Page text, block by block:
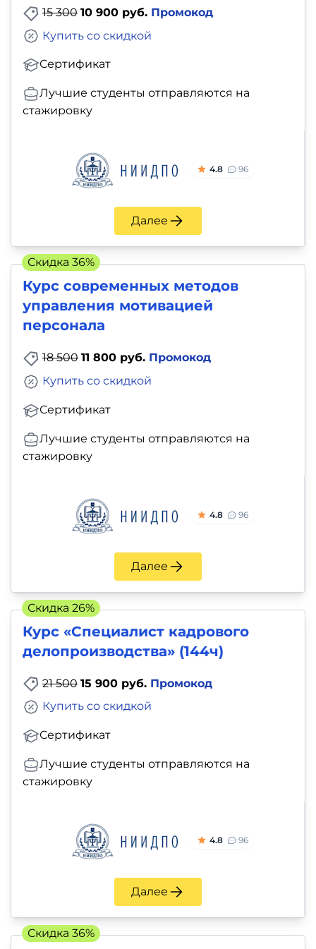
15 300 10 900 руб. Промокод
Сертификат
Купить со скидкой
Лучшие студенты отправляются на
стажировку
4.8 96
Далее
Курс современных методов
управления мотивацией
персонала
18 500 11 800 руб. Промокод
Сертификат
Купить со скидкой
Лучшие студенты отправляются на
стажировку
4.8 96
Далее
Скидка 36%
Курс «Специалист кадрового
делопроизводства» (144ч)
21 500 15 900 руб. Промокод
Сертификат
Купить со скидкой
Лучшие студенты отправляются на
стажировку
4.8 96
Далее
Скидка 26%
Скидка 36%